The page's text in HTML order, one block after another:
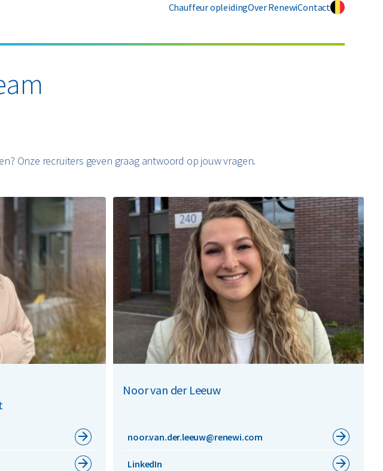
Chauffeur opleidingOver RenewiContact
Onze recruiters geven graag antwoord op jouw vragen.
Noor van der Leeuw
noor.van.der.leeuw@renewi.com
LinkedIn